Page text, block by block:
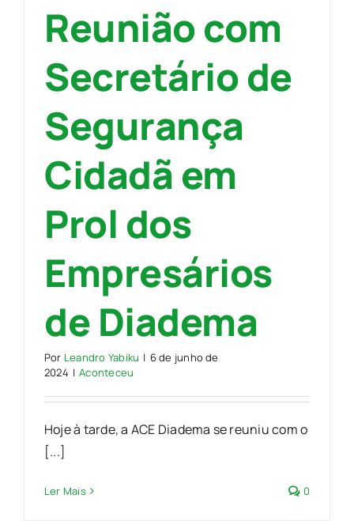
Reunião com
Secretário de
Segurança
Cidadã em
Prol dos
Empresários
de Diadema
Por Leandro Yabiku | 6 de junho de
2024 | Aconteceu
Hoje à tarde, a ACE Diadema se reuniu com o
[...]
Ler Mais 0